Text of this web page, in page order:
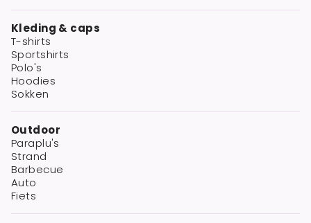
Kleding & caps
T-shirts
Sportshirts
Polo's
Hoodies
Sokken
Outdoor
Paraplu's
Strand
Barbecue
Auto
Fiets